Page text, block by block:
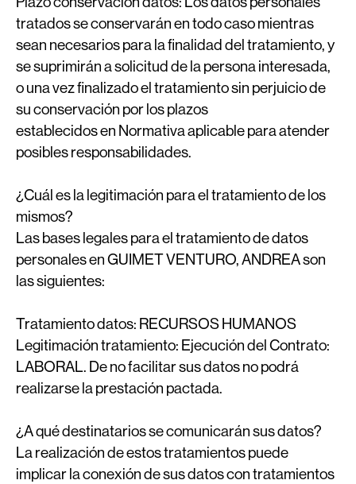
tratados se conservarán en todo caso mientras
sean necesarios para la finalidad del tratamiento, y
se suprimirán a solicitud de la persona interesada,
o una vez finalizado el tratamiento sin perjuicio de
su conservación por los plazos
establecidos en Normativa aplicable para atender
posibles responsabilidades.
¿Cuál es la legitimación para el tratamiento de los
mismos?
Las bases legales para el tratamiento de datos
personales en GUIMET VENTURO, ANDREA son
las siguientes:
Tratamiento datos: RECURSOS HUMANOS
Legitimación tratamiento: Ejecución del Contrato:
LABORAL. De no facilitar sus datos no podrá
realizarse la prestación pactada.
¿A qué destinatarios se comunicarán sus datos?
La realización de estos tratamientos puede
implicar la conexión de sus datos con tratamientos